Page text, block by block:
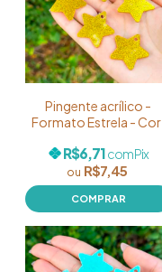
Pingente acrílico -
Formato Estrela - Cor:
Pacote com 05
unidades
R$7,45
R$6,71comPix